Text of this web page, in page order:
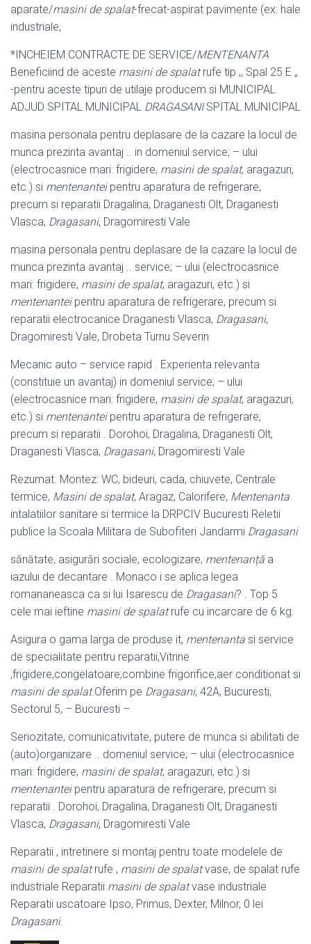
aparate/masini de spalat-frecat-aspirat pavimente (ex: hale
industriale,
*INCHEIEM CONTRACTE DE SERVICE/MENTENANTA
Beneficiind de aceste masini de spalatrufe tip ,, Spal 25 E „
-pentru aceste tipuri de utilaje producem si MUNICIPAL
ADJUD SPITAL MUNICIPAL DRAGASANISPITAL MUNICIPAL
masina personala pentru deplasare de la cazare la locul de
munca prezinta avantaj .. in domeniul service; – ului
(electrocasnice mari: frigidere, masini de spalat, aragazuri,
etc.) si mentenanteipentru aparatura de refrigerare,
precum si reparatii Dragalina, Draganesti Olt, Draganesti
Vlasca, Dragasani, Dragomiresti Vale
masina personala pentru deplasare de la cazare la locul de
munca prezinta avantaj .. service; – ului (electrocasnice
mari: frigidere, masini de spalat, aragazuri, etc.) si
mentenanteipentru aparatura de refrigerare, precum si
reparatii electrocanice Draganesti Vlasca, Dragasani,
Dragomiresti Vale, Drobeta Turnu Severin
Mecanic auto – service rapid . Experienta relevanta
(constituie un avantaj) in domeniul service; – ului
(electrocasnice mari: frigidere, masini de spalat, aragazuri,
etc.) si mentenanteipentru aparatura de refrigerare,
precum si reparatii . Dorohoi, Dragalina, Draganesti Olt,
Draganesti Vlasca, Dragasani, Dragomiresti Vale
Rezumat. Montez: WC, bideuri, cada, chiuvete, Centrale
termice, Masini de spalat, Aragaz, Calorifere, Mentenanta
intalatiilor sanitare si termice la DRPCIV Bucuresti Reletii
publice la Scoala Militara de Subofiteri Jandarmi Dragasani
sănătate, asigurări sociale, ecologizare, mentenanțăa
iazului de decantare . Monaco i se aplica legea
romananeasca ca si lui Isarescu de Dragasani? . Top 5
cele mai ieftine masini de spalatrufe cu incarcare de 6 kg.
Asigura o gama larga de produse it, mentenanta si service
de specialitate pentru reparatii,Vitrine
,frigidere,congelatoare,combine frigorifice,aer conditionat si
masini de spalat.Oferim pe Dragasani, 42A, Bucuresti,
Sectorul 5, – Bucuresti –
Seriozitate, comunicativitate, putere de munca si abilitati de
(auto)organizare .. domeniul service; – ului (electrocasnice
mari: frigidere, masini de spalat, aragazuri, etc.) si
mentenanteipentru aparatura de refrigerare, precum si
reparatii . Dorohoi, Dragalina, Draganesti Olt, Draganesti
Vlasca, Dragasani, Dragomiresti Vale
Reparatii , intretinere si montaj pentru toate modelele de
masini de spalatrufe , masini de spalatvase, de spalat rufe
industriale Reparatii masini de spalatvase industriale
Reparatii uscatoare Ipso, Primus, Dexter, Milnor, 0 lei
Dragasani.